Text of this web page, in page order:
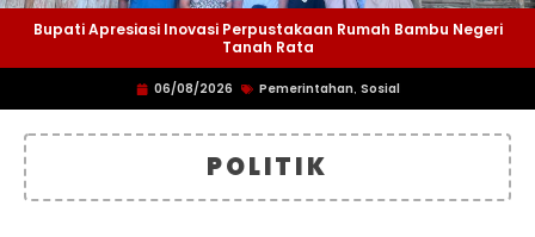
Bupati Apresiasi Inovasi Perpustakaan Rumah Bambu Negeri
Tanah Rata
06/08/2026 Pemerintahan, Sosial
POLITIK